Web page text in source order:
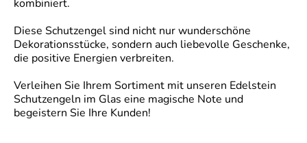
kombiniert.
Diese Schutzengel sind nicht nur wunderschöne
Dekorationsstücke, sondern auch liebevolle Geschenke,
die positive Energien verbreiten.
Verleihen Sie Ihrem Sortiment mit unseren Edelstein
Schutzengeln im Glas eine magische Note und
begeistern Sie Ihre Kunden!